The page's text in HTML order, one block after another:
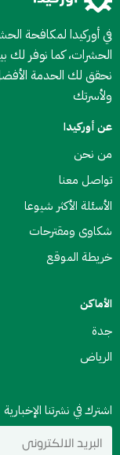
في أوركيدا لمكافحة
الحشرات، كما نوفر لك
نحقق لك الحدمة
ولأسرتك
عن أوركيدا
من نحن
تواصل معنا
الأسئلة الأكثر شيوعا
شكاوى ومقترحات
خريطة الموقع
الأماكن
جدة
الرياض
اشترك في نشرتنا الإخبارية